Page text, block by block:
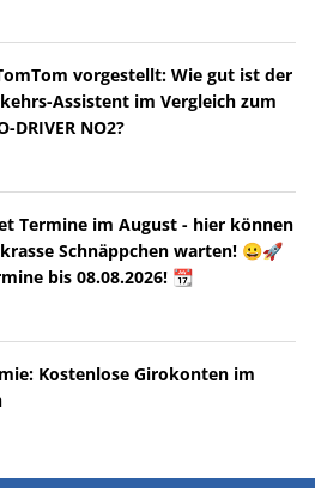
vorgestellt: Wie gut ist der
Assistent im Vergleich zum
DRIVER NO2?
Termine im August - hier können
krasse Schnäppchen warten! 😀🚀
bis 08.08.2026! 📆
Kostenlose Girokonten im